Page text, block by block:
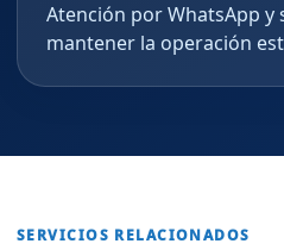
Atención por WhatsApp y
mantener la operación
SERVICIOS RELACIONADOS